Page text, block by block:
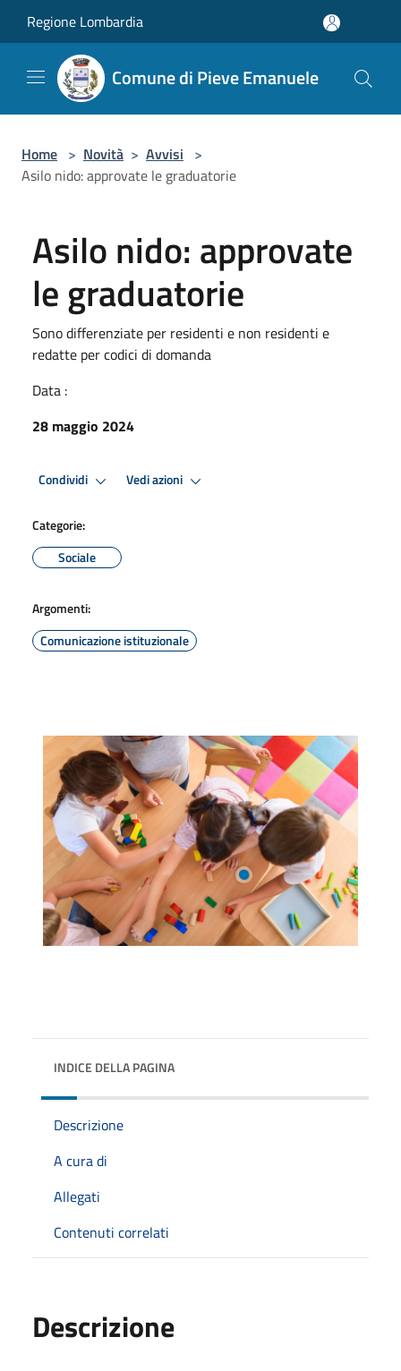
Regione Lombardia
Comune di Pieve Emanuele
Home > Novità > Avvisi >
Asilo nido: approvate le graduatorie
Asilo nido: approvate
le graduatorie
Sono differenziate per residenti e non residenti e
redatte per codici di domanda
Data :
28 maggio 2024
Condividi Vedi azioni
Categorie:
Sociale
Argomenti:
Comunicazione istituzionale
INDICE DELLA PAGINA
Descrizione
A cura di
Allegati
Contenuti correlati
Descrizione